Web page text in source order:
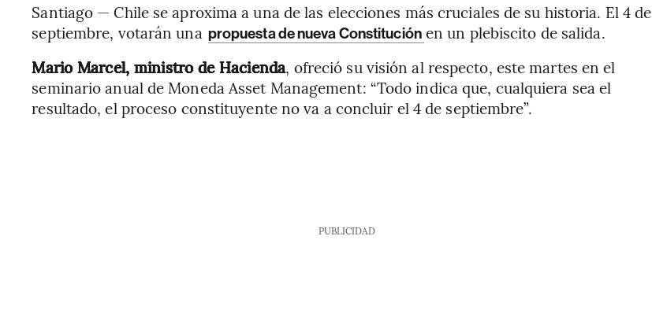
Santiago — Chile se aproxima a una de las elecciones más cruciales de su historia. El 4 de
septiembre, votarán una propuesta de nueva Constitución en un plebiscito de salida.
Mario Marcel, ministro de Hacienda, ofreció su visión al respecto, este martes en el
seminario anual de Moneda Asset Management: “Todo indica que, cualquiera sea el
resultado, el proceso constituyente no va a concluir el 4 de septiembre”.
PUBLICIDAD